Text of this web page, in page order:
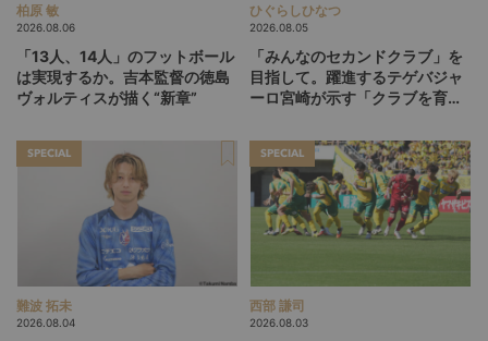
柏原 敏
2026.08.06
「13人、14人」のフットボール
は実現するか。吉本監督の徳島
ヴォルティスが描く“新章”
ひぐらしひなつ
2026.08.05
「みんなのセカンドクラブ」を
目指して。躍進するテゲバジャ
ーロ宮崎が示す「クラブを育て
SPECIAL
難波 拓未
2026.08.04
SPECIAL
西部 謙司
2026.08.03